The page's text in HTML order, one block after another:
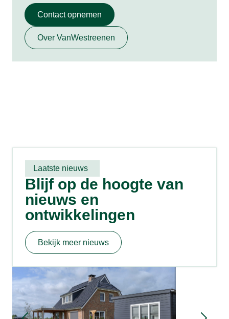
Contact opnemen
Over VanWestreenen
Laatste nieuws
Blijf op de hoogte van
nieuws en
ontwikkelingen
Bekijk meer nieuws